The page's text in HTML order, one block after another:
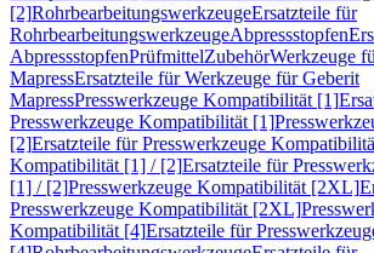
[2]RohrbearbeitungswerkzeugeErsatzteile für
RohrbearbeitungswerkzeugeAbpressstopfen
AbpressstopfenPrüfmittelZubehörWerkzeuge
MapressErsatzteile für Werkzeuge für Geberit
MapressPresswerkzeuge Kompatibilität [1]
Presswerkzeuge Kompatibilität [1]
[2]Ersatzteile für Presswerkzeuge
Kompatibilität [1] / [2]Ersatzteile für
[1] / [2]Presswerkzeuge Kompatibilität [2XL]
Presswerkzeuge Kompatibilität [2XL]
Kompatibilität [4]Ersatzteile für